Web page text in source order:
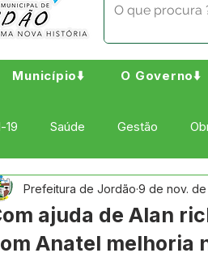
Município⬇️ O Governo⬇️
19 Saúde Gestão
e Governo Cultura Esporte e
ajuda de Alan
Anatel melhoria
Prefeitura de Jordão 9 de nov. de